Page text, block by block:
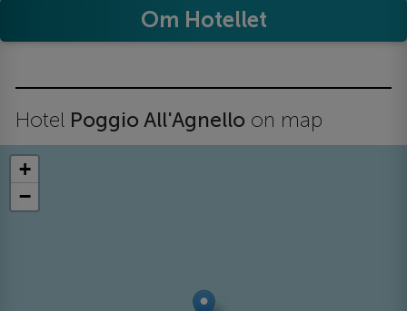
Om Hotellet
Hotel Poggio All'Agnello on map
+
−